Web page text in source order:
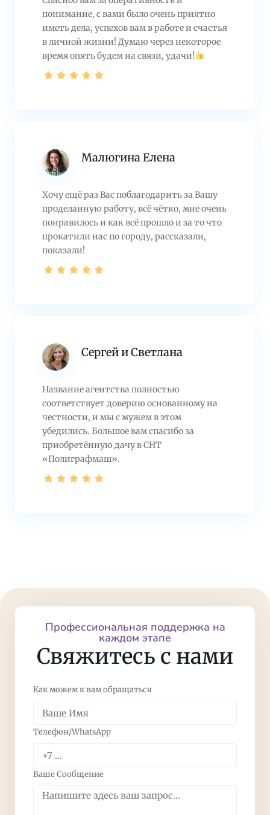
понимание, с вами было очень приятно
иметь дела, успехов вам в работе и счастья
в личной жизни! Думаю через некоторое
время опять будем на связи, удачи!
Малюгина Елена
Хочу ещё раз Вас поблагодарить за Вашу
проделанную работу, всё чётко, мне очень
понравилось и как всё прошло и за то что
прокатили нас по городу, рассказали,
показали!
Сергей и Светлана
Название агентства полностью
соответствует доверию основанному на
честности, и мы с мужем в этом
убедились. Большое вам спасибо за
приобретённую дачу в СНТ
«Полиграфмаш».
Профессиональная поддержка на
каждом этапе
Свяжитесь с нами
Как можем к вам обращаться
Телефон/WhatsApp
Ваше Сообщение